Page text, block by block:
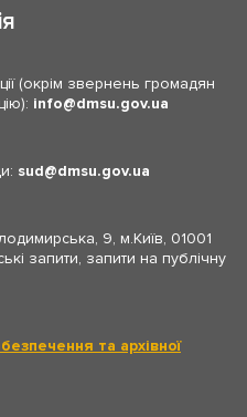
(окрім звернень громадян
info dmsu.gov.ua
sud dmsu.gov.ua
9, м.Київ, 01001
запити, запити на публічну
та архівної